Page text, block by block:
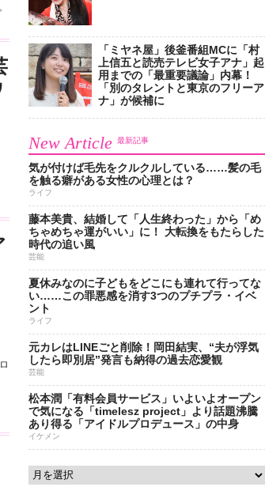
「ミヤネ屋」後釜番組MCに「村
上信五と読売テレビ女子アナ」起
用までの「最重要議論」内幕！
「別のタレントと東京のフリーア
ナ」が候補に
New Article 最新記事
気が付けば毛先をクルクルしている……髪の毛
を触る癖がある女性の心理とは？
ライフ
藤本美貴、結婚して「人生終わった」から「め
ちゃめちゃ運がいい」に！ 大転換をもたらした
時代の追い風
芸能
夏休みなのに子どもをどこにも連れて行ってな
い……この罪悪感を消す3つのプチプラ・イベ
ント
ライフ
元カレはLINEごと削除！岡田結実、“夫が浮気
したら即別居”発言も納得の過去恋愛観
芸能
松本潤「有料会員サービス」いよいよオープン
で気になる「timelesz project」より話題沸騰
あり得る「アイドルプロデュース」の中身
イケメン